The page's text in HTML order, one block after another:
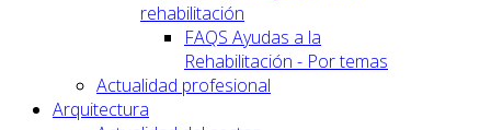
rehabilitación
FAQS Ayudas a la
Rehabilitación - Por temas
Actualidad profesional
Arquitectura